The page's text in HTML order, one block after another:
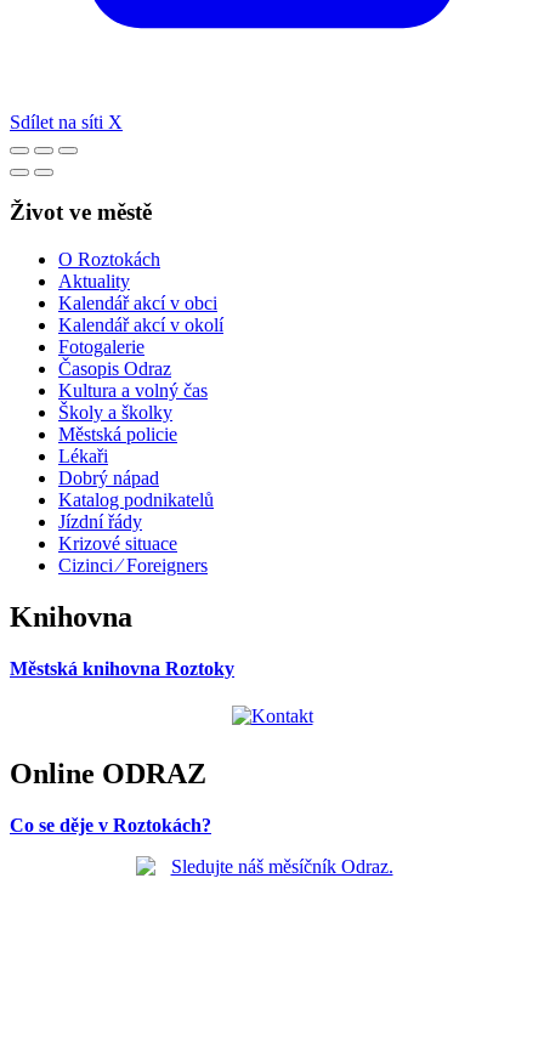
Sdílet na síti X
Život ve městě
O Roztokách
Aktuality
Kalendář akcí v obci
Kalendář akcí v okolí
Fotogalerie
Časopis Odraz
Kultura a volný čas
Školy a školky
Městská policie
Lékaři
Dobrý nápad
Katalog podnikatelů
Jízdní řády
Krizové situace
Cizinci ⁄ Foreigners
Knihovna
Městská knihovna Roztoky
Online ODRAZ
Co se děje v Roztokách?